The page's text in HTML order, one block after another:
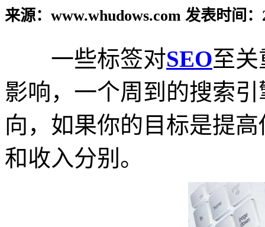
来源：www.whudows.com 发表时间：
一些标签对SEO至
影响，一个周到的搜索
向，如果你的目标是提
和收入分别。